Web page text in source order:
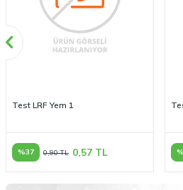
Test LRF Yem 1
%37 0,90TL 0,57 TL %